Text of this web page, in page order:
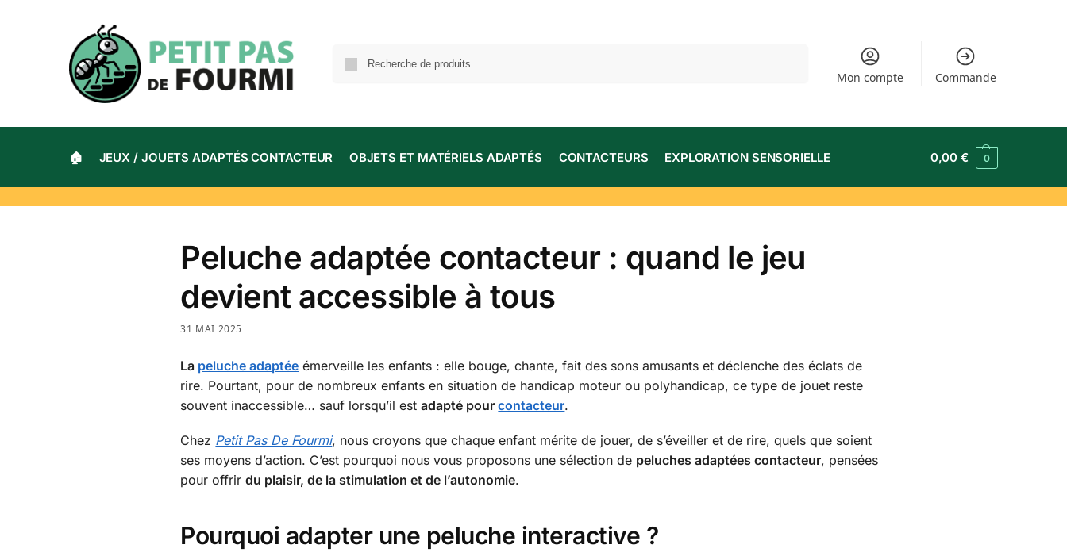
Mon compte Commande
🏠 JEUX / JOUETS ADAPTÉS CONTACTEUR OBJETS ET MATÉRIELS ADAPTÉS CONTACTEURS EXPLORATION SENSORIELLE 0,00€ 0
Peluche adaptée contacteur : quand le jeu
devient accessible à tous
31 MAI 2025
La peluche adaptée émerveille les enfants : elle bouge, chante, fait des sons amusants et déclenche des éclats de
rire. Pourtant, pour de nombreux enfants en situation de handicap moteur ou polyhandicap, ce type de jouet reste
souvent inaccessible… sauf lorsqu’il estadapté pourcontacteur.
Chez Petit Pas De Fourmi, nous croyons que chaque enfant mérite de jouer, de s’éveiller et de rire, quels que soient
ses moyens d’action. C’est pourquoi nous vous proposons une sélection de peluches adaptées contacteur, pensées
pour offrirdu plaisir, de la stimulation et de l’autonomie.
Pourquoi adapter une peluche interactive ?